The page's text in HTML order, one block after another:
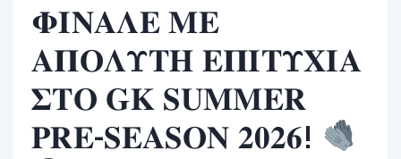
𝚽𝚰𝚴𝚨𝚲𝚬 𝚳𝚬
𝚨𝚷𝚶𝚲𝚼𝚻𝚮 𝚬𝚷𝚰𝚻𝚼𝚾𝚰𝚨
𝚺𝚻𝚶 𝐆𝐊 𝐒𝐔𝐌𝐌𝐄𝐑
𝐏𝐑𝐄-𝐒𝐄𝐀𝐒𝐎𝐍 𝟐𝟎𝟐𝟔!